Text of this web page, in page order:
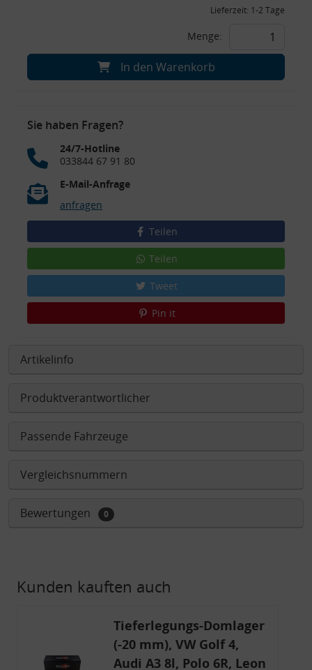
Lieferzeit: 1-2 Tage
Menge:
In den Warenkorb
Sie haben Fragen?
24/7-Hotline
033844 67 91 80
E-Mail-Anfrage
anfragen
Teilen
Teilen
Tweet
Pin it
Artikelinfo
Produktverantwortlicher
Passende Fahrzeuge
Vergleichsnummern
Bewertungen 0
Kunden kauften auch
Tieferlegungs-Domlager
(-20 mm), VW Golf 4,
Audi A3 8l, Polo 6R, Leon